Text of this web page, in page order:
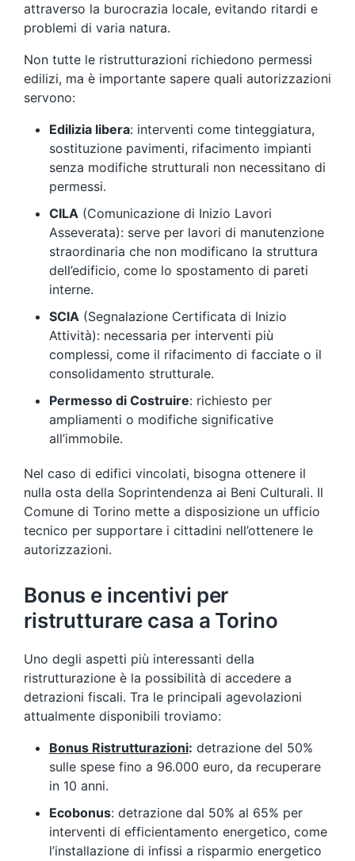
attraverso la burocrazia locale, evitando ritardi e
problemi di varia natura.
Non tutte le ristrutturazioni richiedono permessi
edilizi, ma è importante sapere quali autorizzazioni
servono:
Edilizia libera: interventi come tinteggiatura,
sostituzione pavimenti, rifacimento impianti
senza modifiche strutturali non necessitano di
permessi.
CILA (Comunicazione di Inizio Lavori
Asseverata): serve per lavori di manutenzione
straordinaria che non modificano la struttura
dell’edificio, come lo spostamento di pareti
interne.
SCIA (Segnalazione Certificata di Inizio
Attività): necessaria per interventi più
complessi, come il rifacimento di facciate o il
consolidamento strutturale.
Permesso di Costruire: richiesto per
ampliamenti o modifiche significative
all’immobile.
Nel caso di edifici vincolati, bisogna ottenere il
nulla osta della Soprintendenza ai Beni Culturali. Il
Comune di Torino mette a disposizione un ufficio
tecnico per supportare i cittadini nell’ottenere le
autorizzazioni.
Bonus e incentivi per
ristrutturare casa a Torino
Uno degli aspetti più interessanti della
ristrutturazione è la possibilità di accedere a
detrazioni fiscali. Tra le principali agevolazioni
attualmente disponibili troviamo:
Bonus Ristrutturazioni: detrazione del 50%
sulle spese fino a 96.000 euro, da recuperare
in 10 anni.
Ecobonus: detrazione dal 50% al 65% per
interventi di efficientamento energetico, come
l’installazione di infissi a risparmio energetico